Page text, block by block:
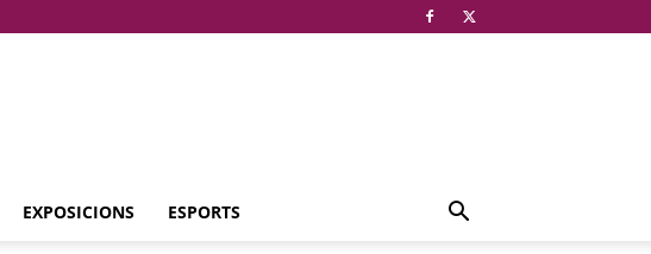
EXPOSICIONS ESPORTS